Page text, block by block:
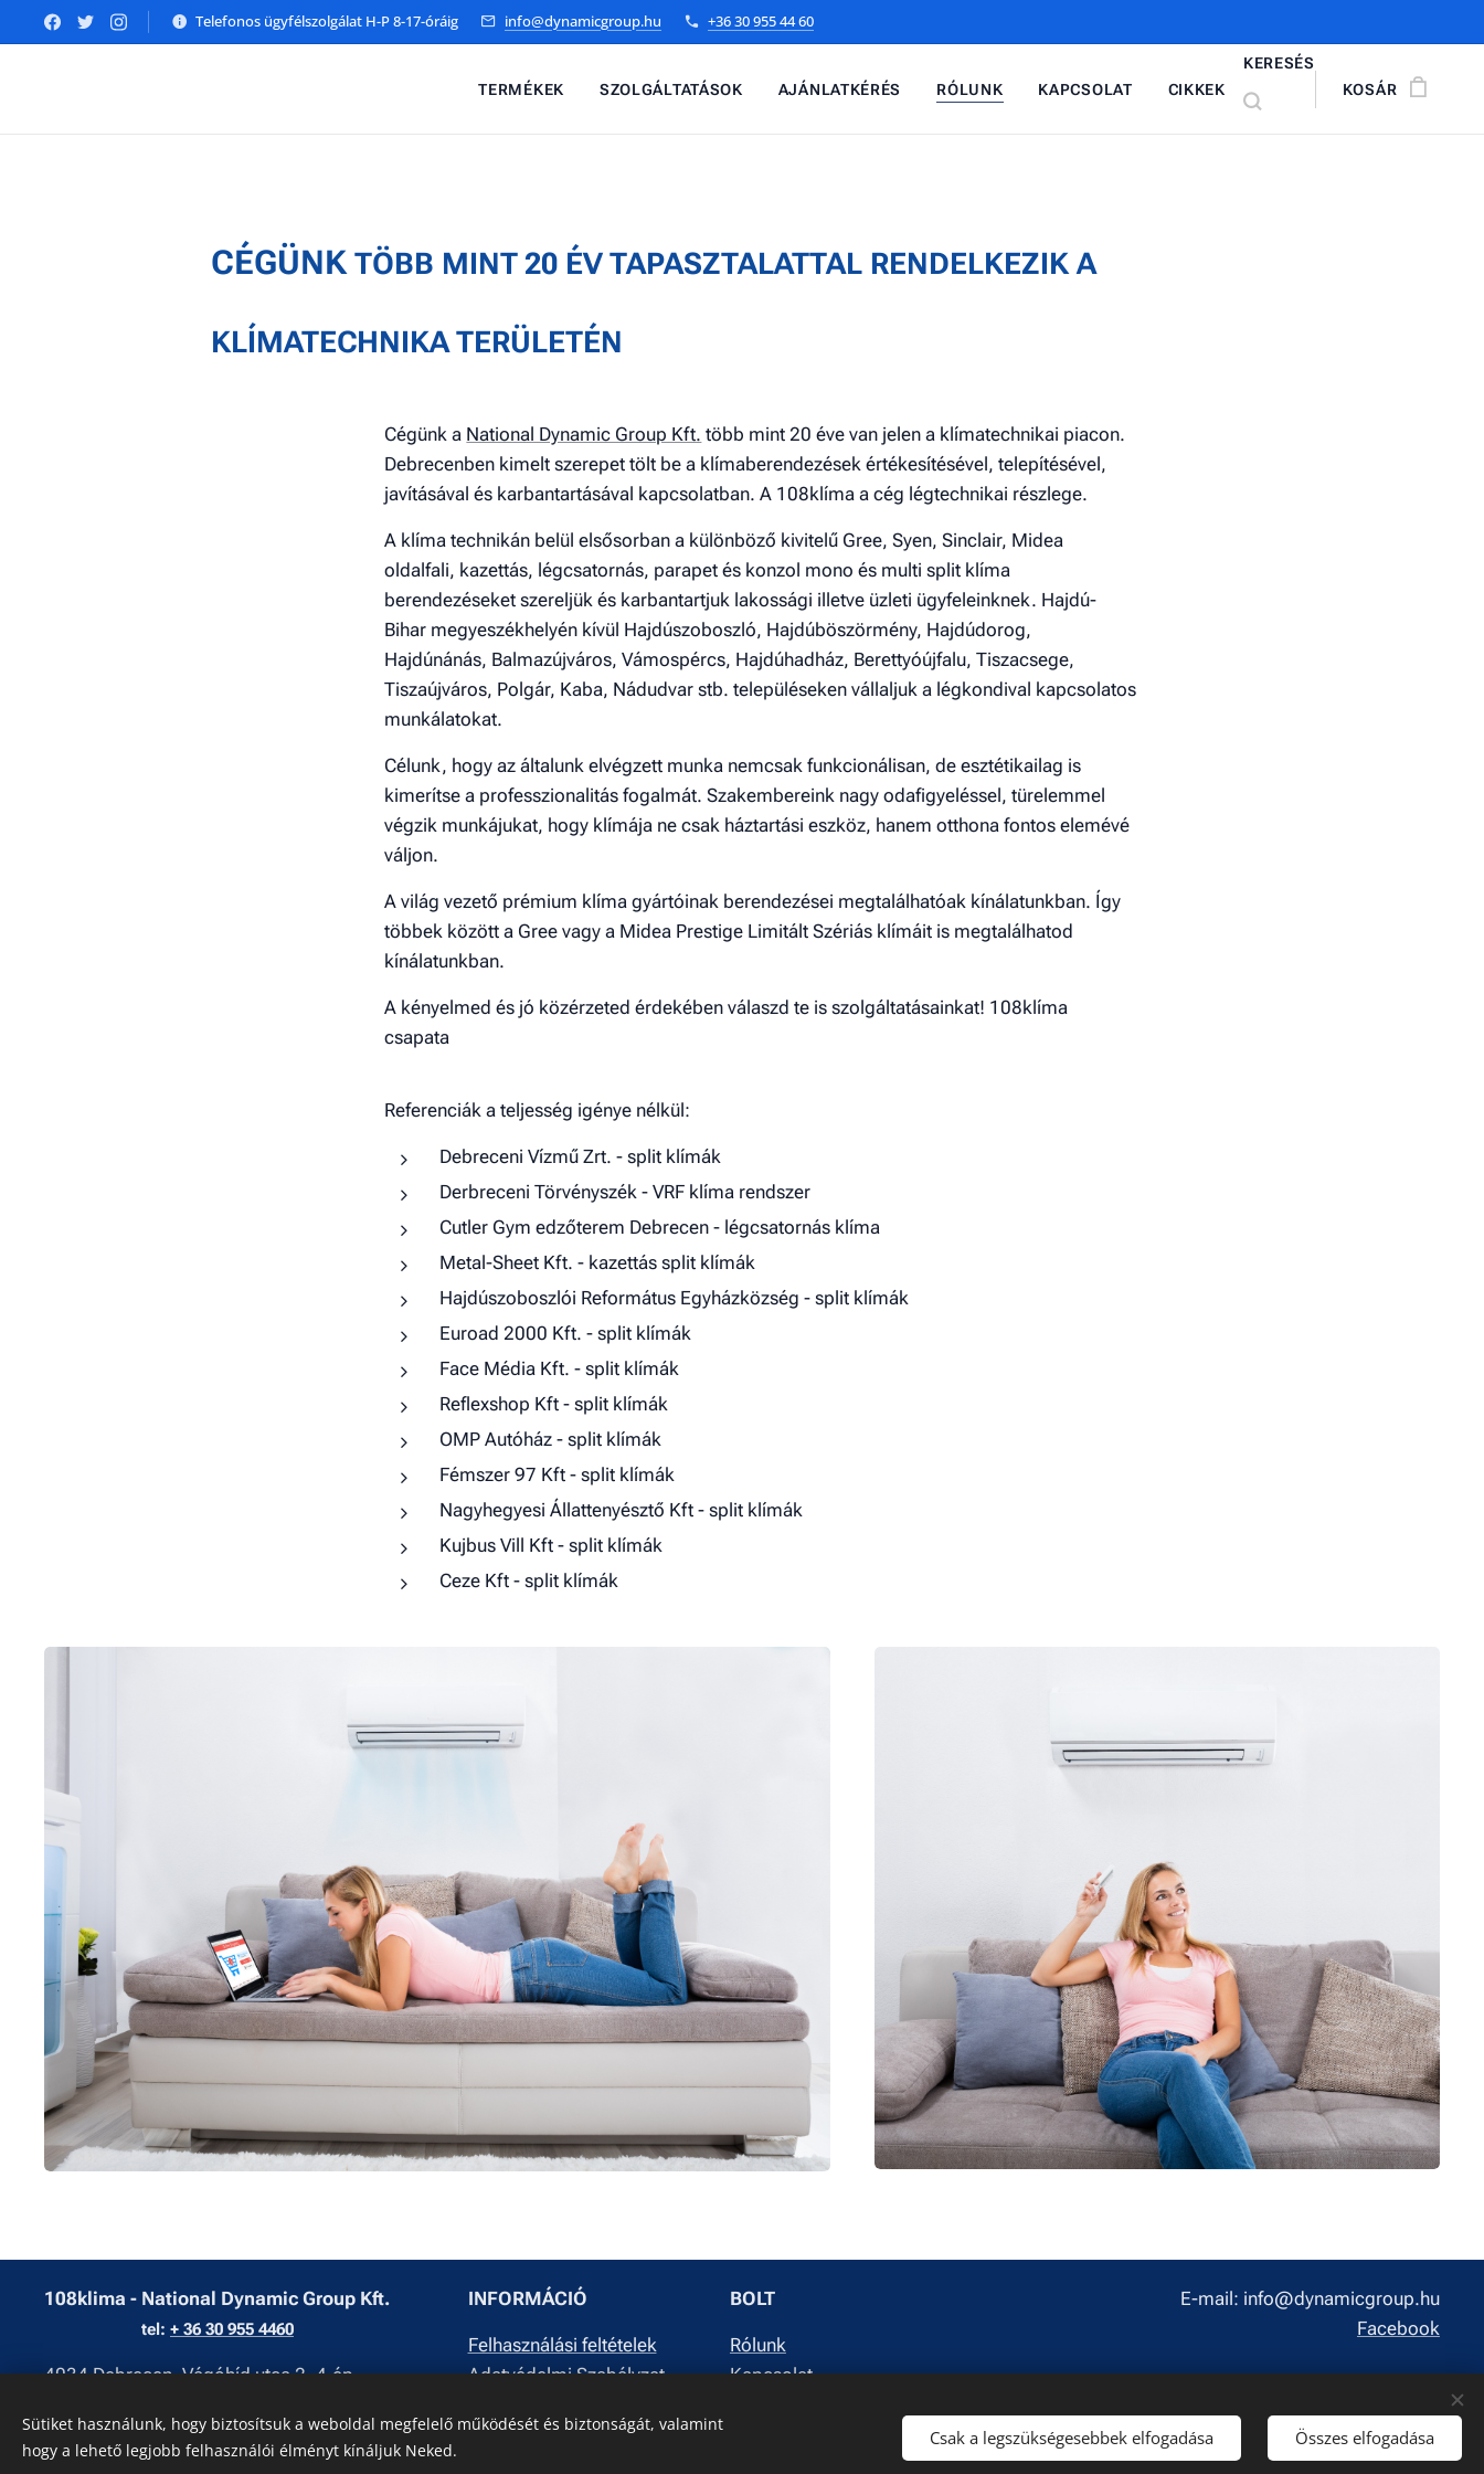
Telefonos ügyfélszolgálat H-P 8-17-óráig info@dynamicgroup.hu +36 30 955 44 60
TERMÉKEK SZOLGÁLTATÁSOK AJÁNLATKÉRÉS RÓLUNK KAPCSOLAT CIKKEK
KERESÉS
KOSÁR
CÉGÜNK TÖBB MINT 20 ÉV TAPASZTALATTAL RENDELKEZIKA
KLÍMATECHNIKA TERÜLETÉN
Cégünk a National Dynamic Group Kft. több mint 20 éve van jelen a klímatechnikai piacon.
Debrecenben kimelt szerepet tölt be a klímaberendezések értékesítésével, telepítésével,
javításával és karbantartásával kapcsolatban. A 108klíma a cég légtechnikai részlege.
A klíma technikán belül elsősorban a különböző kivitelű Gree, Syen, Sinclair, Midea
oldalfali, kazettás, légcsatornás, parapet és konzol mono és multi split klíma
berendezéseket szereljük és karbantartjuk lakossági illetve üzleti ügyfeleinknek. Hajdú-
Bihar megyeszékhelyén kívül Hajdúszoboszló, Hajdúböszörmény, Hajdúdorog,
Hajdúnánás, Balmazújváros, Vámospércs, Hajdúhadház, Berettyóújfalu, Tiszacsege,
Tiszaújváros, Polgár, Kaba, Nádudvar stb. településeken vállaljuk a légkondival kapcsolatos
munkálatokat.
Célunk, hogy az általunk elvégzett munka nemcsak funkcionálisan, de esztétikailag is
kimerítse a professzionalitás fogalmát. Szakembereink nagy odafigyeléssel, türelemmel
végzik munkájukat, hogy klímája ne csak háztartási eszköz, hanem otthona fontos elemévé
váljon.
A világ vezető prémium klíma gyártóinak berendezései megtalálhatóak kínálatunkban. Így
többek között a Gree vagy a Midea Prestige Limitált Szériás klímáit is megtalálhatod
kínálatunkban.
A kényelmed és jó közérzeted érdekében válaszd te is szolgáltatásainkat! 108klíma
csapata
Referenciák a teljesség igénye nélkül:
Debreceni Vízmű Zrt. - split klímák
Derbreceni Törvényszék - VRF klíma rendszer
Cutler Gym edzőterem Debrecen - légcsatornás klíma
Metal-Sheet Kft. - kazettás split klímák
Hajdúszoboszlói Református Egyházközség - split klímák
Euroad 2000 Kft. - split klímák
Face Média Kft. - split klímák
Reflexshop Kft - split klímák
OMP Autóház - split klímák
Fémszer 97 Kft - split klímák
Nagyhegyesi Állattenyésztő Kft - split klímák
Kujbus Vill Kft - split klímák
Ceze Kft - split klímák
108klima - National Dynamic Group Kft.
tel: + 36 30 955 4460
4034 Debrecen, Vágóhíd utca 2. 4.ép
INFORMÁCIÓ
Felhasználási feltételek
Adatvédelmi Szabályzat
BOLT
Rólunk
Kapcsolat
E-mail: info@dynamicgroup.hu
Facebook
Sütiket használunk, hogy biztosítsuk a weboldal megfelelő működését és biztonságát, valamint
hogy a lehető legjobb felhasználói élményt kínáljuk Neked.
Csak a legszükségesebbek elfogadása Összes elfogadása